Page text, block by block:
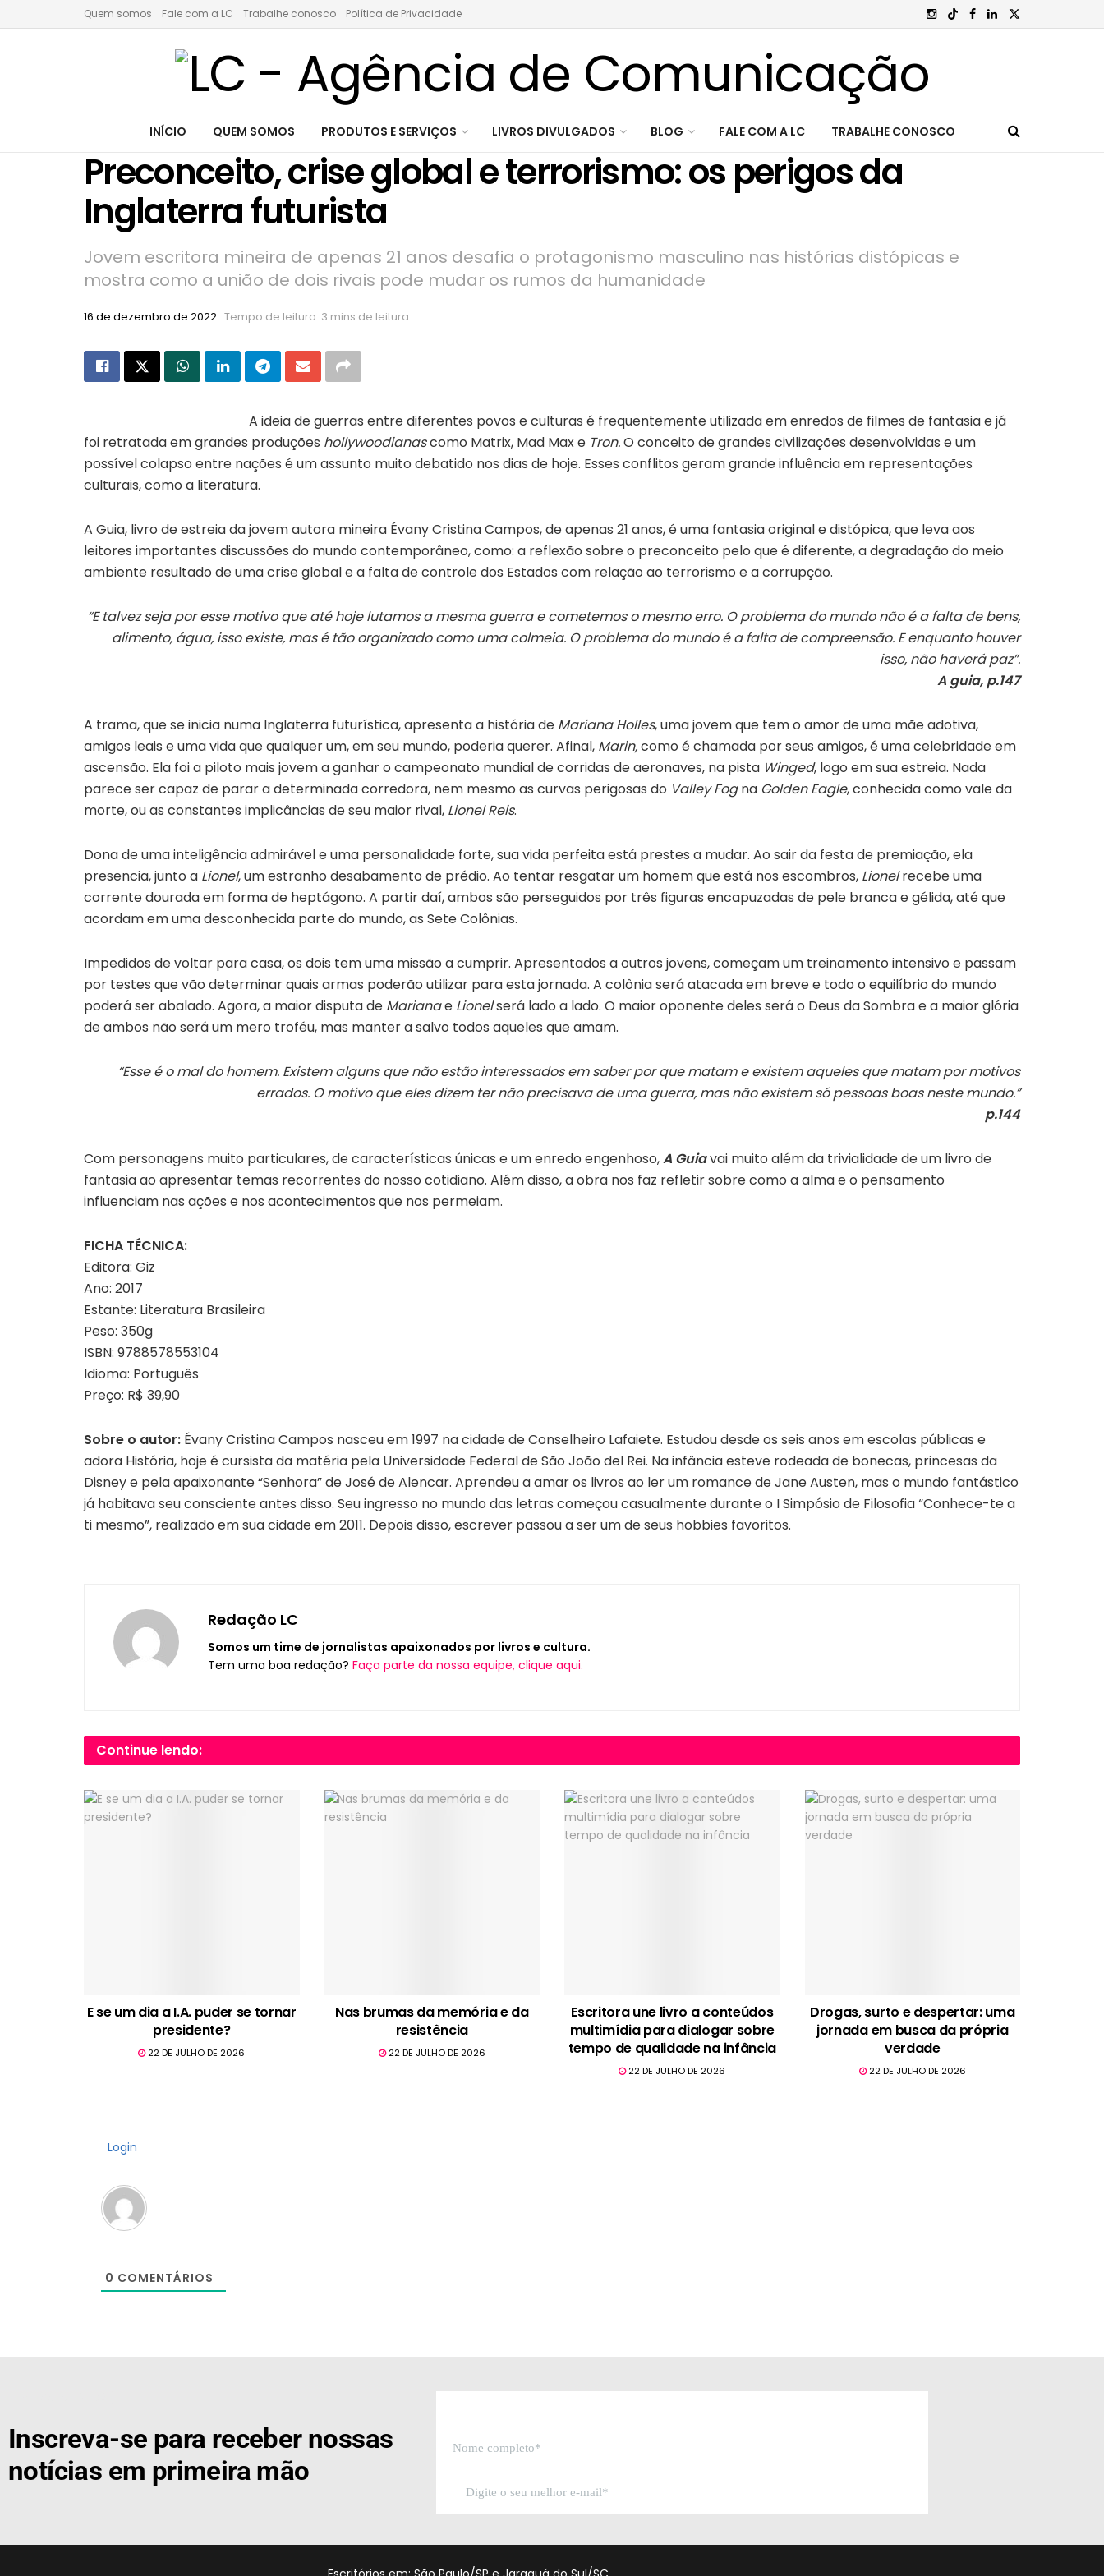
Quem somos Fale com a LC Trabalhe conosco Política de Privacidade
INÍCIO QUEM SOMOS PRODUTOS E SERVIÇOS LIVROS DIVULGADOS BLOG FALE COM A LC TRABALHE CONOSCO
Preconceito, crise global e terrorismo: os perigos da
Inglaterra futurista
Jovem escritora mineira de apenas 21 anos desafia o protagonismo masculino nas histórias distópicas e
mostra como a união de dois rivais pode mudar os rumos da humanidade
16 de dezembro de 2022 Tempo de leitura: 3 mins de leitura
A ideia de guerras entre diferentes povos e culturas é frequentemente utilizada em enredos de filmes de fantasia e já
foi retratada em grandes produções hollywoodianascomo Matrix, Mad Max e Tron.O conceito de grandes civilizações desenvolvidas e um
possível colapso entre nações é um assunto muito debatido nos dias de hoje. Esses conflitos geram grande influência em representações
culturais, como a literatura.
A Guia, livro de estreia da jovem autora mineira Évany Cristina Campos, de apenas 21 anos, é uma fantasia original e distópica, que leva aos
leitores importantes discussões do mundo contemporâneo, como: a reflexão sobre o preconceito pelo que é diferente, a degradação do meio
ambiente resultado de uma crise global e a falta de controle dos Estados com relação ao terrorismo e a corrupção.
“E talvez seja por esse motivo que até hoje lutamos a mesma guerra e cometemos o mesmo erro. O problema do mundo não é a falta de bens,
alimento, água, isso existe, mas é tão organizado como uma colmeia. O problema do mundo é a falta de compreensão. E enquanto houver
isso, não haverá paz”.
A guia, p.147
A trama, que se inicia numa Inglaterra futurística, apresenta a história de Mariana Holles, uma jovem que tem o amor de uma mãe adotiva,
amigos leais e uma vida que qualquer um, em seu mundo, poderia querer. Afinal, Marin,como é chamada por seus amigos, é uma celebridade em
ascensão. Ela foi a piloto mais jovem a ganhar o campeonato mundial de corridas de aeronaves, na pista Winged, logo em sua estreia. Nada
parece ser capaz de parar a determinada corredora, nem mesmo as curvas perigosas do Valley Fogna Golden Eagle, conhecida como vale da
morte, ou as constantes implicâncias de seu maior rival, Lionel Reis.
Dona de uma inteligência admirável e uma personalidade forte, sua vida perfeita está prestes a mudar. Ao sair da festa de premiação, ela
presencia, junto a Lionel, um estranho desabamento de prédio. Ao tentar resgatar um homem que está nos escombros, Lionelrecebe uma
corrente dourada em forma de heptágono. A partir daí, ambos são perseguidos por três figuras encapuzadas de pele branca e gélida, até que
acordam em uma desconhecida parte do mundo, as Sete Colônias.
Impedidos de voltar para casa, os dois tem uma missão a cumprir. Apresentados a outros jovens, começam um treinamento intensivo e passam
por testes que vão determinar quais armas poderão utilizar para esta jornada. A colônia será atacada em breve e todo o equilíbrio do mundo
poderá ser abalado. Agora, a maior disputa de Marianae Lionelserá lado a lado. O maior oponente deles será o Deus da Sombra e a maior glória
de ambos não será um mero troféu, mas manter a salvo todos aqueles que amam.
“Esse é o mal do homem. Existem alguns que não estão interessados em saber por que matam e existem aqueles que matam por motivos
errados. O motivo que eles dizem ter não precisava de uma guerra, mas não existem só pessoas boas neste mundo.”
p.144
Com personagens muito particulares, de características únicas e um enredo engenhoso,A Guiavai muito além da trivialidade de um livro de
fantasia ao apresentar temas recorrentes do nosso cotidiano. Além disso, a obra nos faz refletir sobre como a alma e o pensamento
influenciam nas ações e nos acontecimentos que nos permeiam.
FICHA TÉCNICA:
Editora: Giz
Ano: 2017
Estante: Literatura Brasileira
Peso: 350g
ISBN: 9788578553104
Idioma: Português
Preço: R$ 39,90
Sobre o autor: Évany Cristina Campos nasceu em 1997 na cidade de Conselheiro Lafaiete. Estudou desde os seis anos em escolas públicas e
adora História, hoje é cursista da matéria pela Universidade Federal de São João del Rei. Na infância esteve rodeada de bonecas, princesas da
Disney e pela apaixonante “Senhora” de José de Alencar. Aprendeu a amar os livros ao ler um romance de Jane Austen, mas o mundo fantástico
já habitava seu consciente antes disso. Seu ingresso no mundo das letras começou casualmente durante o I Simpósio de Filosofia “Conhece-te a
ti mesmo”, realizado em sua cidade em 2011. Depois disso, escrever passou a ser um de seus hobbies favoritos.
Redação LC
Somos um time de jornalistas apaixonados por livros e cultura.
Tem uma boa redação? Faça parte da nossa equipe, clique aqui.
Continue lendo:
E se um dia a I.A. puder se tornar
presidente?
22 DE JULHO DE 2026
Nas brumas da memória e da
resistência
22 DE JULHO DE 2026
Escritora une livro a conteúdos
multimídia para dialogar sobre
tempo de qualidade na infância
22 DE JULHO DE 2026
Drogas, surto e despertar: uma
jornada em busca da própria
verdade
22 DE JULHO DE 2026
Login
0 COMENTÁRIOS
Inscreva-se para receber nossas
notícias em primeira mão